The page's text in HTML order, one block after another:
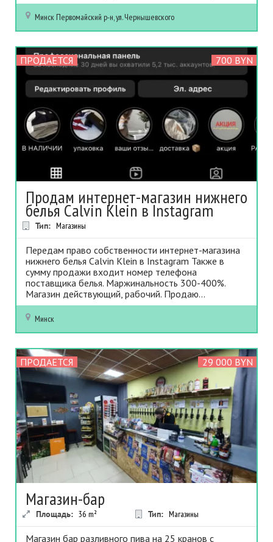
Минск Первомайский р-н, ул. Чернышевского
ПРОДАЕТСЯ 700 BYN
Продам интернет-магазин нижнего
белья Calvin Klein в Instagram
Тип: Магазины
Передам право собственности интернет-магазина
нижнего белья Calvin Klein в Instagram Также в
сумму продажи входит номер телефона
поставщика белья. Маржинальность 300-400%.
Магазин действующий, рабочий. Продаю...
Минск
ПРОДАЕТСЯ 29 000 BYN
Магазин-бар
Площадь: 36 m² Тип: Магазины
Магазин бар разливного пива на 25 кранов с